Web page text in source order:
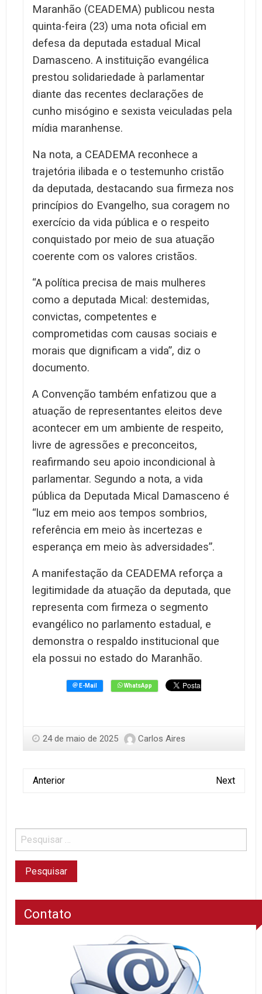
Maranhão (CEADEMA) publicou nesta
quinta-feira (23) uma nota oficial em
defesa da deputada estadual Mical
Damasceno. A instituição evangélica
prestou solidariedade à parlamentar
diante das recentes declarações de
cunho misógino e sexista veiculadas pela
mídia maranhense.
Na nota, a CEADEMA reconhece a
trajetória ilibada e o testemunho cristão
da deputada, destacando sua firmeza nos
princípios do Evangelho, sua coragem no
exercício da vida pública e o respeito
conquistado por meio de sua atuação
coerente com os valores cristãos.
“A política precisa de mais mulheres
como a deputada Mical: destemidas,
convictas, competentes e
comprometidas com causas sociais e
morais que dignificam a vida”, diz o
documento.
A Convenção também enfatizou que a
atuação de representantes eleitos deve
acontecer em um ambiente de respeito,
livre de agressões e preconceitos,
reafirmando seu apoio incondicional à
parlamentar. Segundo a nota, a vida
pública da Deputada Mical Damasceno é
“luz em meio aos tempos sombrios,
referência em meio às incertezas e
esperança em meio às adversidades”.
A manifestação da CEADEMA reforça a
legitimidade da atuação da deputada, que
representa com firmeza o segmento
evangélico no parlamento estadual, e
demonstra o respaldo institucional que
ela possui no estado do Maranhão.
24 de maio de 2025 Carlos Aires
Anterior Next
Contato